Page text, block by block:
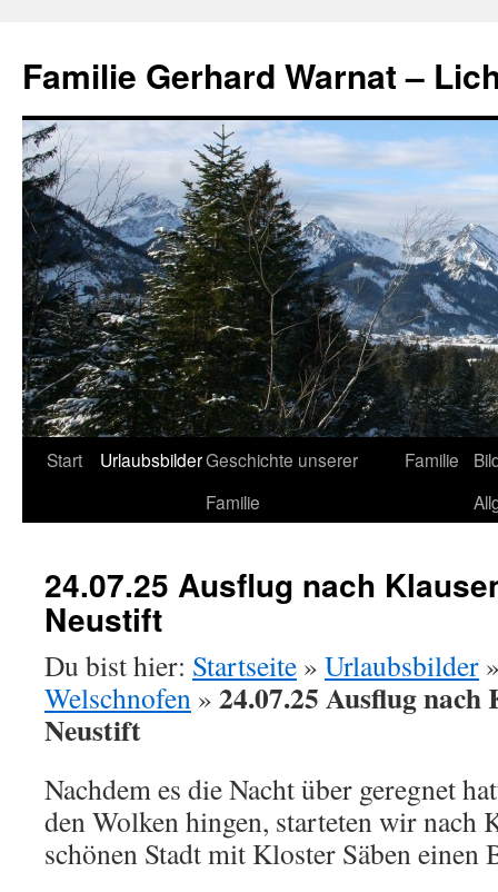
springen
Familie Gerhard Warnat –
Start UrlaubsbilderGeschichte unserer
Familie
Familie
24.07.25 Ausflug nach
Neustift
Du bist hier: Startseite » Urlaubsbilder
Welschnofen » 24.07.25 Ausflug
Neustift
Nachdem es die Nacht über geregnet
den Wolken hingen, starteten wir nach
schönen Stadt mit Kloster Säben einen